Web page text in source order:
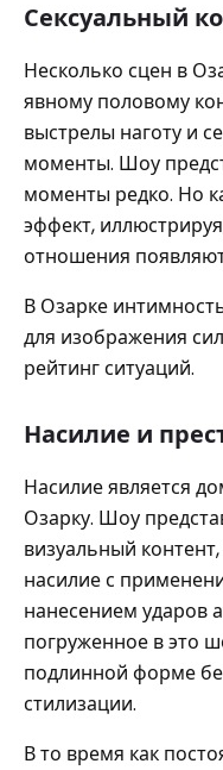
Сексуальный
Несколько сцен в
явному половому
выстрелы наготу и
моменты. Шоу
моменты редко. Но
эффект,
отношения
В Озарке
для изображения
рейтинг ситуаций.
Насилие и
Насилие является
Озарку. Шоу
визуальный
насилие с
нанесением ударов
погруженное в это
подлинной форме
стилизации.
В то время как